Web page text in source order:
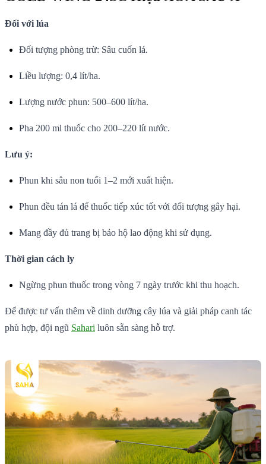
Đối với lúa
Đối tượng phòng trừ: Sâu cuốn lá.
Liều lượng: 0,4 lít/ha.
Lượng nước phun: 500–600 lít/ha.
Pha 200 ml thuốc cho 200–220 lít nước.
Lưu ý:
Phun khi sâu non tuổi 1–2 mới xuất hiện.
Phun đều tán lá để thuốc tiếp xúc tốt với đối tượng gây hại.
Mang đầy đủ trang bị bảo hộ lao động khi sử dụng.
Thời gian cách ly
Ngừng phun thuốc trong vòng 7 ngày trước khi thu hoạch.
Để được tư vấn thêm về dinh dưỡng cây lúa và giải pháp canh tác
phù hợp, đội ngũ Sahari luôn sẵn sàng hỗ trợ.